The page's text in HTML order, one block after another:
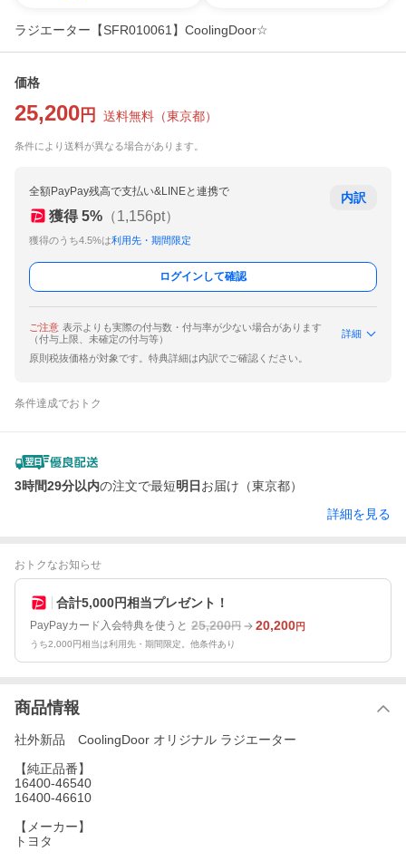
ラジエーター【SFR010061】CoolingDoor☆
価格
25,200 円 送料無料 （東京都）
条件により送料が異なる場合があります。
全額PayPay残高で支払い&LINEと連携で
獲得 5% （1,156pt）
獲得のうち4.5%は利用先・期間限定
内訳
ログインして確認
ご注意 表示よりも実際の付与数・付与率が少ない場合があります
（付与上限、未確定の付与等）
詳細
原則税抜価格が対象です。特典詳細は内訳でご確認ください。
条件達成でおトク
3時間29分以内の注文で最短明日 お届け（東京都）
詳細を見る
おトクなお知らせ
合計5,000円相当プレゼント！
PayPayカード入会特典を使うと 25,200円 20,200円
うち2,000円相当は利用先・期間限定。他条件あり
商品情報
社外新品 CoolingDoor オリジナル ラジエーター
【純正品番】
16400-46540
16400-46610
【メーカー】
トヨタ